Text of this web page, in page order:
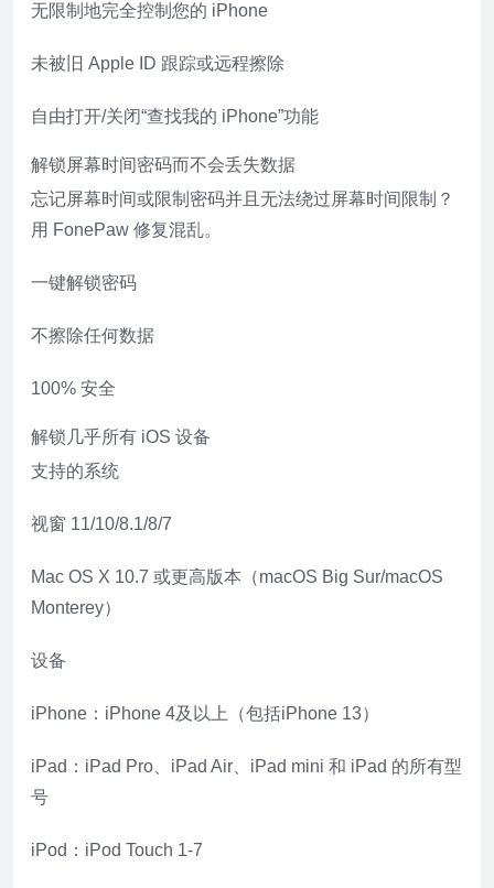
无限制地完全控制您的 iPhone
未被旧 Apple ID 跟踪或远程擦除
自由打开/关闭“查找我的 iPhone”功能
解锁屏幕时间密码而不会丢失数据
忘记屏幕时间或限制密码并且无法绕过屏幕时间限制？
用 FonePaw 修复混乱。
一键解锁密码
不擦除任何数据
100% 安全
解锁几乎所有 iOS 设备
支持的系统
视窗 11/10/8.1/8/7
Mac OS X 10.7 或更高版本（macOS Big Sur/macOS
Monterey）
设备
iPhone：iPhone 4及以上（包括iPhone 13）
iPad：iPad Pro、iPad Air、iPad mini 和 iPad 的所有型
号
iPod：iPod Touch 1-7